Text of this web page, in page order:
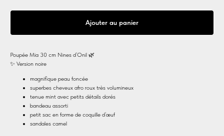
Ajouter au panier
Poupée Mia 30 cm Nines d’Onil 🌿
✨ Version noire
magnifique peau foncée
superbes cheveux afro roux très volumineux
tenue mint avec petits détails dorés
bandeau assorti
petit sac en forme de coquille d’œuf
sandales camel